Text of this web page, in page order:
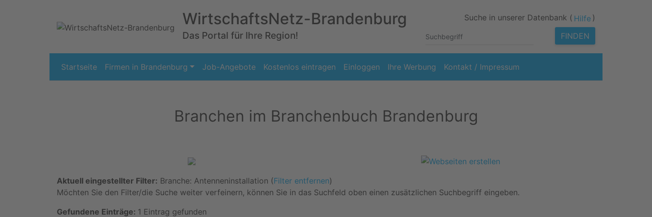
WirtschaftsNetz-Brandenburg
Das Portal für Ihre Region!
Suche in unserer Datenbank ( Hilfe )
FINDEN
Startseite Firmen in Brandenburg Job-Angebote Kostenlos eintragen Einloggen Ihre Werbung Kontakt / Impressum
Branchen im Branchenbuch Brandenburg
Aktuell eingestellter Filter: Branche: Antenneninstallation (Filter entfernen)
Möchten Sie den Filter/die Suche weiter verfeinern, können Sie in das Suchfeld oben einen zusätzlichen Suchbegriff eingeben.
Gefundene Einträge: 1 Eintrag gefunden